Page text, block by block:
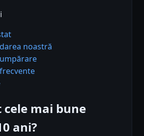
noastră
cele mai bune
ani?